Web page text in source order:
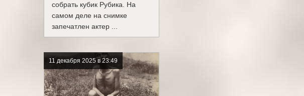
собрать кубик Рубика. На
самом деле на снимке
запечатлен актер ...
11 декабря 2025 в 23:49